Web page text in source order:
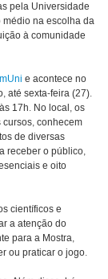
pela Universidade
na escolha da
à comunidade
e acontece no
até sexta-feira (27).
17h. No local, os
conhecem
de diversas
receber o público,
e oito
científicos e
a atenção do
para a Mostra,
ou praticar o jogo.